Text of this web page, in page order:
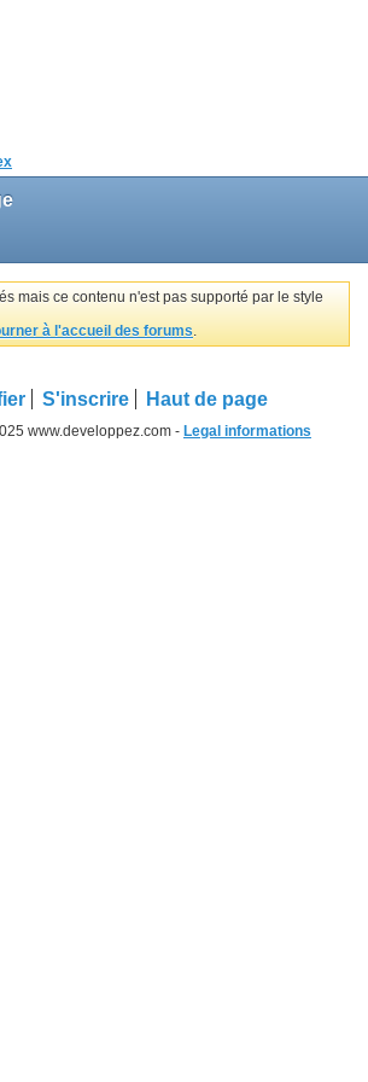
mais ce contenu n'est pas supporté par le style
à l'accueil des forums
S'inscrire Haut de page
www.developpez.com - Legal informations